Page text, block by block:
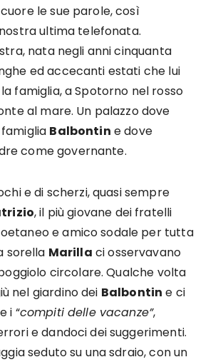
le sue parole, così
ultima telefonata.
nata negli anni cinquanta
ed accecanti estati che lui
famiglia, a Spotorno nel rosso
al mare. Un palazzo dove
Balbontin e dove
come governante.
e di scherzi, quasi sempre
, il più giovane dei fratelli
e amico sodale per tutta
sorella Marilla ci osservavano
circolare. Qualche volta
nel giardino dei Balbontin e ci
i “compiti delle vacanze”,
e dandoci dei suggerimenti.
seduto su una sdraio, con un